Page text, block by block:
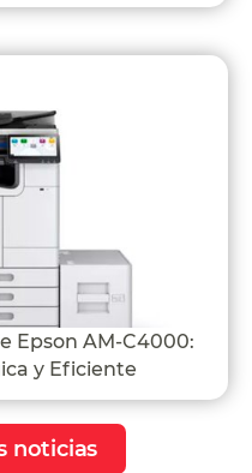
Epson AM-C4000:
y Eficiente
noticias